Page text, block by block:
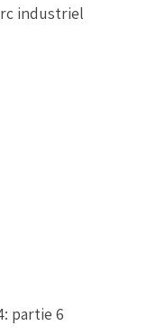
industriel
partie 6